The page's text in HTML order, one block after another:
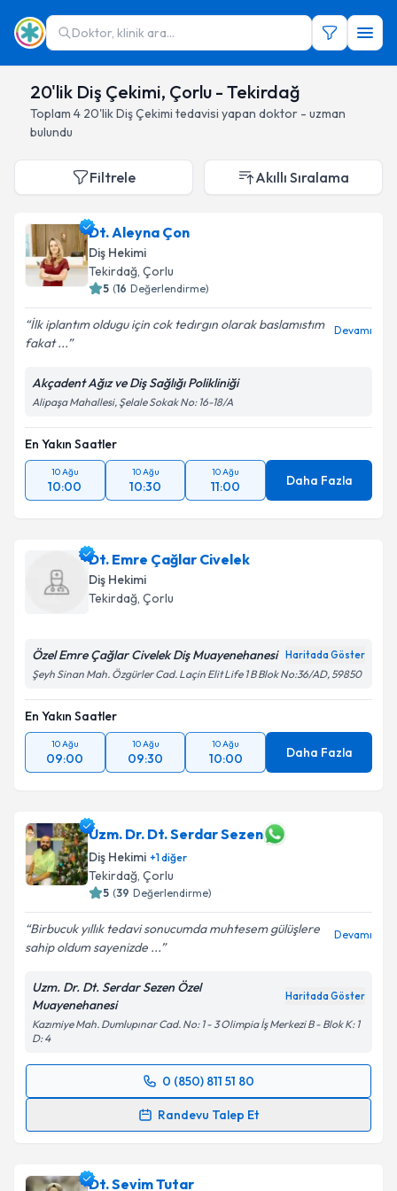
Doktor, klinik ara...
20'lik Diş Çekimi, Çorlu - Tekirdağ
Toplam 4 20'lik Diş Çekimi tedavisi yapan doktor - uzman
bulundu
Filtrele Akıllı Sıralama
Dt. Aleyna Çon
Diş Hekimi
Tekirdağ, Çorlu
5 (16 Değerlendirme)
İlk iplantım oldugu için cok tedırgın olarak baslamıstım
fakat ...
Devamı
Akçadent Ağız ve Diş Sağlığı Polikliniği
Alipaşa Mahallesi, Şelale Sokak No: 16-18/A
En Yakın Saatler
10 Ağu
10:00
10 Ağu
10:30
10 Ağu
11:00 Daha Fazla
Dt. Emre Çağlar Civelek
Diş Hekimi
Tekirdağ, Çorlu
Özel Emre Çağlar Civelek Diş Muayenehanesi Haritada Göster
Şeyh Sinan Mah. Özgürler Cad. Laçin Elit Life 1 B Blok No:36/AD, 59850
En Yakın Saatler
10 Ağu
09:00
10 Ağu
09:30
10 Ağu
10:00 Daha Fazla
Uzm. Dr. Dt. Serdar Sezen
Diş Hekimi +1diğer
Tekirdağ, Çorlu
5 (39 Değerlendirme)
Birbucuk yıllık tedavi sonucumda muhtesem gülüşlere
sahip oldum sayenizde ...
Devamı
Uzm. Dr. Dt. Serdar Sezen Özel
Muayenehanesi
Haritada Göster
Kazımiye Mah. Dumlupınar Cad. No: 1 - 3 Olimpia İş Merkezi B - Blok K: 1
D: 4
0 (850) 811 51 80
Randevu Talep Et
Randevu Takvimi Talebi
için bir takvim hazırlandığında e-posta ile
Dt. Sevim Tutar